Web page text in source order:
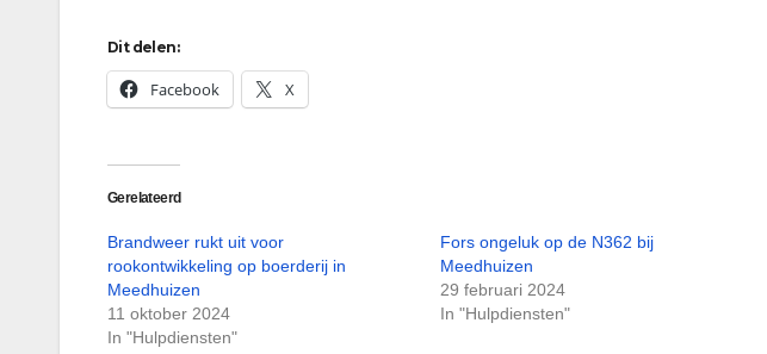
Dit delen:
Facebook X
Gerelateerd
Brandweer rukt uit voor
rookontwikkeling op boerderij in
Meedhuizen
11 oktober 2024
In "Hulpdiensten"
Fors ongeluk op de N362 bij
Meedhuizen
29 februari 2024
In "Hulpdiensten"